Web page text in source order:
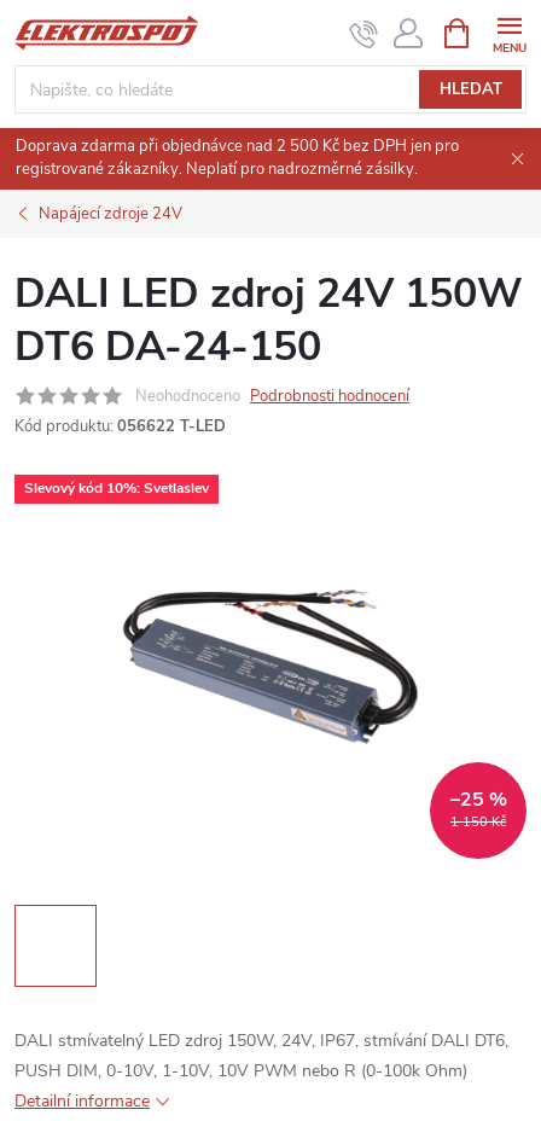
Přejít
na
obsah
HLEDAT
NÁKUPNÍ
KOŠÍK
Doprava zdarma při objednávce nad 2 500 Kč bez DPH jen pro
registrované zákazníky. Neplatí pro nadrozměrné zásilky.
Napájecí zdroje 24V
DALI LED zdroj 24V 150W
DT6 DA-24-150
Neohodnoceno Podrobnosti hodnocení
Kód produktu: 056622 T-LED
Slevový kód 10%: Svetlaslev
1 150 Kč
–25 %
DALI stmívatelný LED zdroj 150W, 24V, IP67, stmívání DALI DT6,
PUSH DIM, 0-10V, 1-10V, 10V PWM nebo R (0-100k Ohm)
Detailní informace